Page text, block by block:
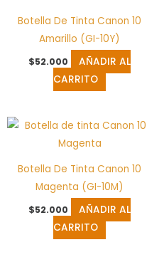
Botella De Tinta Canon 10
Amarillo (GI-10Y)
$52.000
AÑADIR AL
CARRITO
Botella De Tinta Canon 10
Magenta (GI-10M)
$52.000
AÑADIR AL
CARRITO